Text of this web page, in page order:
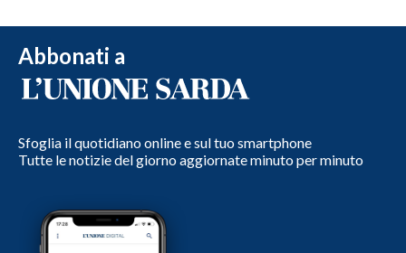
Abbonati a
Sfoglia il quotidiano online e sul tuo smartphone
Tutte le notizie del giorno aggiornate minuto per minuto